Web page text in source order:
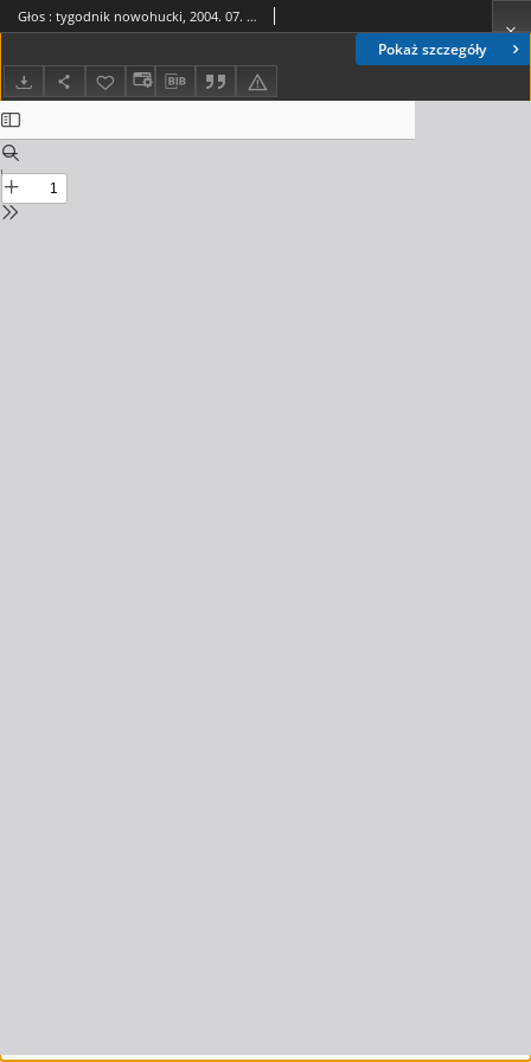
Pokaż szczegóły
Głos : tygodnik nowohucki, 2004. 07. 16, nr 29